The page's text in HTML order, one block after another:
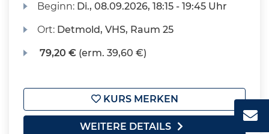
Beginn: Di., 08.09.2026, 18:15 - 19:45 Uhr
Ort: Detmold, VHS, Raum 25
79,20 € (erm. 39,60 €)
KURS MERKEN
WEITERE DETAILS